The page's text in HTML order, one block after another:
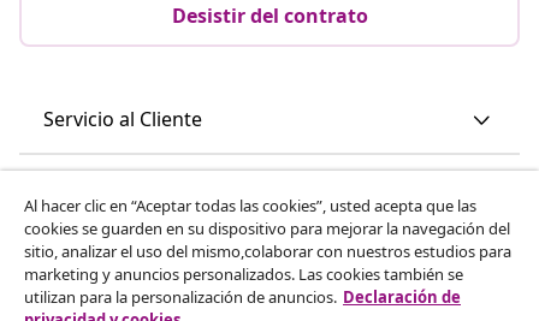
Desistir del contrato
Servicio al Cliente
vidaXL
Al hacer clic en “Aceptar todas las cookies”, usted acepta que las
cookies se guarden en su dispositivo para mejorar la navegación del
sitio, analizar el uso del mismo,colaborar con nuestros estudios para
marketing y anuncios personalizados. Las cookies también se
utilizan para la personalización de anuncios. Declaración de